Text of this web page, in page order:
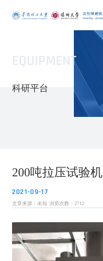
EQUIPMENT
科研平台
200吨拉压试验机
2021-09-17
文章来源：未知 浏览次数： 2712